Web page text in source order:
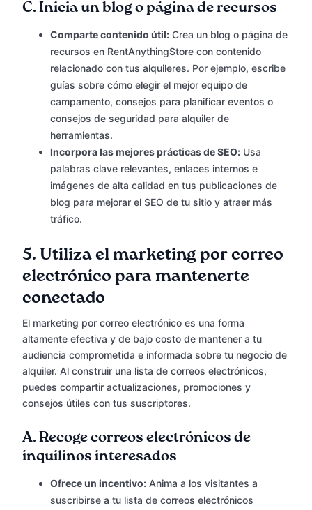
C.Inicia un blog o página de recursos
Comparte contenido útil: Crea un blog o página de
recursos en RentAnythingStore con contenido
relacionado con tus alquileres. Por ejemplo, escribe
guías sobre cómo elegir el mejor equipo de
campamento, consejos para planificar eventos o
consejos de seguridad para alquiler de
herramientas.
Incorpora las mejores prácticas de SEO: Usa
palabras clave relevantes, enlaces internos e
imágenes de alta calidad en tus publicaciones de
blog para mejorar el SEO de tu sitio y atraer más
tráfico.
5. Utiliza el marketing por correo
electrónico para mantenerte
conectado
El marketing por correo electrónico es una forma
altamente efectiva y de bajo costo de mantener a tu
audiencia comprometida e informada sobre tu negocio de
alquiler. Al construir una lista de correos electrónicos,
puedes compartir actualizaciones, promociones y
consejos útiles con tus suscriptores.
A.Recoge correos electrónicos de
inquilinos interesados
Ofrece un incentivo: Anima a los visitantes a
suscribirse a tu lista de correos electrónicos